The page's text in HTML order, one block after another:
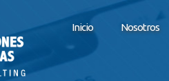
Inicio Nosotros